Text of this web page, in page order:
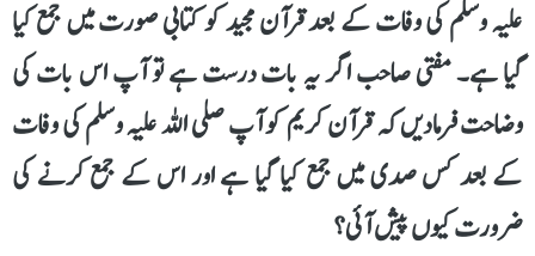
علیہ وسلم کی وفات کے بعد قرآن مجید کو کتابی صورت میں جمع کیا
گیا ہے۔ مفتی صاحب اگر یہ بات درست ہے تو آپ اس بات کی
وضاحت فرمادیں کہ قرآن کریم کو آپ صلی اللہ علیہ وسلم کی وفات
کے بعد کس صدی میں جمع کیا گیا ہے اور اس کے جمع کرنے کی
ضرورت کیوں پیش آئی؟